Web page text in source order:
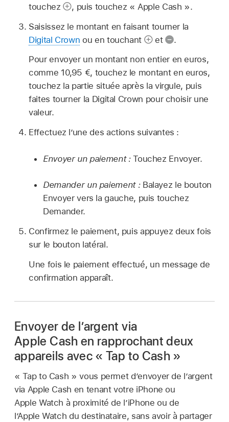
touchez
, puis touchez « Apple Cash ».
Saisissez le montant en faisant tourner la
Digital Crown ou en touchant et
.
Pour envoyer un montant non entier en euros,
comme 10,95 €, touchez le montant en euros,
touchez la partie située après la virgule, puis
faites tourner la Digital Crown pour choisir une
valeur.
Effectuez l’une des actions suivantes :
Envoyer un paiement :Touchez Envoyer.
Demander un paiement : Balayez le bouton
Envoyer vers la gauche, puis touchez
Demander.
Confirmez le paiement, puis appuyez deux fois
sur le bouton latéral.
Une fois le paiement effectué, un message de
confirmation apparaît.
Envoyer de l’argent via
Apple Cash en rapprochant deux
appareils avec « Tap to Cash »
« Tap to Cash » vous permet d’envoyer de l’argent
via Apple Cash en tenant votre iPhone ou
Apple Watch à proximité de l’iPhone ou de
l’Apple Watch du destinataire, sans avoir à partager